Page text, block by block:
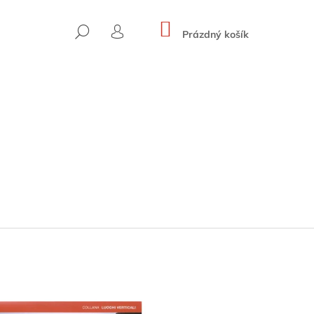
HLEDAT
PŘIHLÁŠENÍ
NÁKUPNÍ
KOŠÍK
Prázdný košík